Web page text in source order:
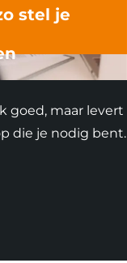
stel je
goed, maar levert
die je nodig bent.